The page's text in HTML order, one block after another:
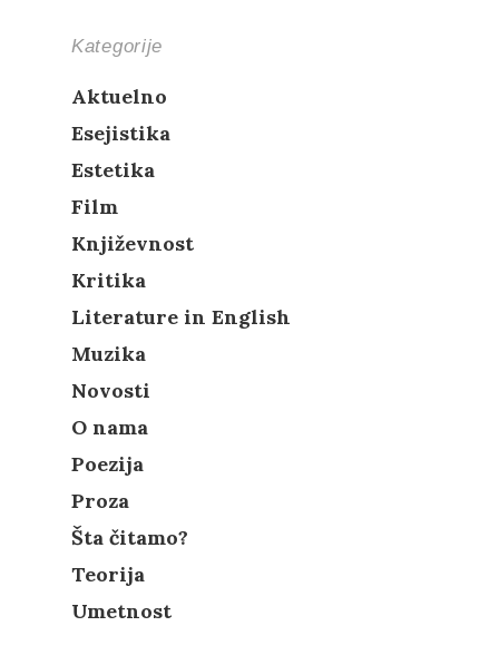
Kategorije
Aktuelno
Esejistika
Estetika
Film
Književnost
Kritika
Literature in English
Muzika
Novosti
O nama
Poezija
Proza
Šta čitamo?
Teorija
Umetnost